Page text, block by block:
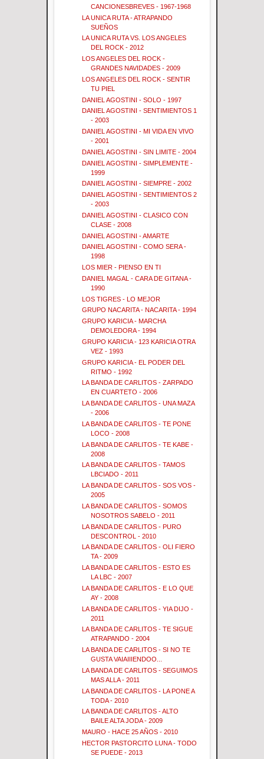
CANCIONESBREVES - 1967-1968
LA UNICA RUTA - ATRAPANDO
SUEÑOS
LA UNICA RUTA VS. LOS ANGELES
DEL ROCK - 2012
LOS ANGELES DEL ROCK -
GRANDES NAVIDADES - 2009
LOS ANGELES DEL ROCK - SENTIR
TU PIEL
DANIEL AGOSTINI - SOLO - 1997
DANIEL AGOSTINI - SENTIMIENTOS 1
- 2003
DANIEL AGOSTINI - MI VIDA EN VIVO
- 2001
DANIEL AGOSTINI - SIN LIMITE - 2004
DANIEL AGOSTINI - SIMPLEMENTE -
1999
DANIEL AGOSTINI - SIEMPRE - 2002
DANIEL AGOSTINI - SENTIMIENTOS 2
- 2003
DANIEL AGOSTINI - CLASICO CON
CLASE - 2008
DANIEL AGOSTINI - AMARTE
DANIEL AGOSTINI - COMO SERA -
1998
LOS MIER - PIENSO EN TI
DANIEL MAGAL - CARA DE GITANA -
1990
LOS TIGRES - LO MEJOR
GRUPO NACARITA - NACARITA - 1994
GRUPO KARICIA - MARCHA
DEMOLEDORA - 1994
GRUPO KARICIA - 123 KARICIA OTRA
VEZ - 1993
GRUPO KARICIA - EL PODER DEL
RITMO - 1992
LA BANDA DE CARLITOS - ZARPADO
EN CUARTETO - 2006
LA BANDA DE CARLITOS - UNA MAZA
- 2006
LA BANDA DE CARLITOS - TE PONE
LOCO - 2008
LA BANDA DE CARLITOS - TE KABE -
2008
LA BANDA DE CARLITOS - TAMOS
LBCIADO - 2011
LA BANDA DE CARLITOS - SOS VOS -
2005
LA BANDA DE CARLITOS - SOMOS
NOSOTROS SABELO - 2011
LA BANDA DE CARLITOS - PURO
DESCONTROL - 2010
LA BANDA DE CARLITOS - OLI FIERO
TA - 2009
LA BANDA DE CARLITOS - ESTO ES
LA LBC - 2007
LA BANDA DE CARLITOS - E LO QUE
AY - 2008
LA BANDA DE CARLITOS - YIA DIJO -
2011
LA BANDA DE CARLITOS - TE SIGUE
ATRAPANDO - 2004
LA BANDA DE CARLITOS - SI NO TE
GUSTA VAIAIIIENDOO...
LA BANDA DE CARLITOS - SEGUIMOS
MAS ALLA - 2011
LA BANDA DE CARLITOS - LA PONE A
TODA - 2010
LA BANDA DE CARLITOS - ALTO
BAILE ALTA JODA - 2009
MAURO - HACE 25 AÑOS - 2010
HECTOR PASTORCITO LUNA - TODO
SE PUEDE - 2013